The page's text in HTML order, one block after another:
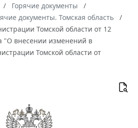
Горячие документы
документы. Томская область
Томской области от 12
"О внесении изменений в
Томской области от